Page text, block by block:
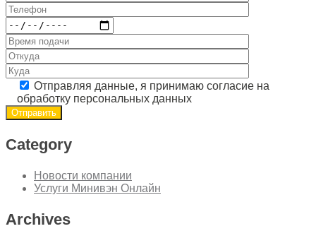
Отправляя данные, я принимаю согласие на
обработку персональных данных
Category
Новости компании
Услуги Минивэн Онлайн
Archives